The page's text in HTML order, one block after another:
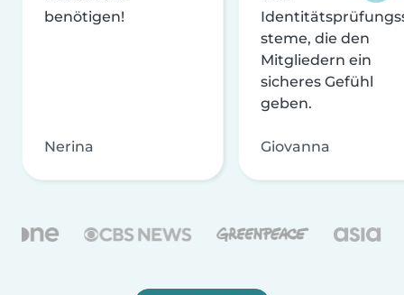
benötigen!
Nerina
steme, die den
Mitgliedern ein
sicheres Gefühl
geben.
Giovanna